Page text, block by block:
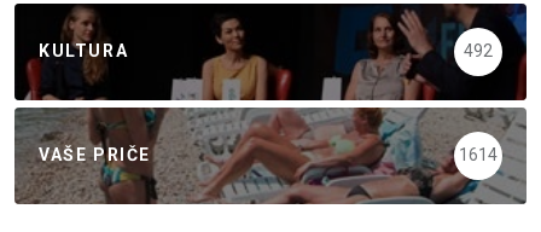
KULTURA 492
VAŠE PRIČE 1614